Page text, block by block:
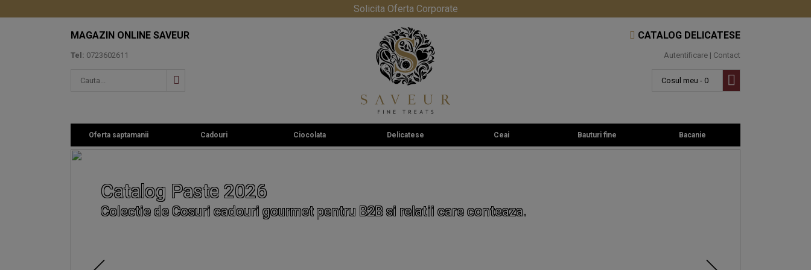
Solicita Oferta Corporate
MAGAZIN ONLINE SAVEUR
Tel: 0723602611
CATALOG DELICATESE
Autentificare | Contact
Cosul meu - 0
Oferta saptamanii Cadouri Ciocolata Delicatese Ceai Bauturi fine Bacanie
Catalog Paste 2026
Colectie de Cosuri cadouri gourmet pentru B2B si relatii care conteaza.